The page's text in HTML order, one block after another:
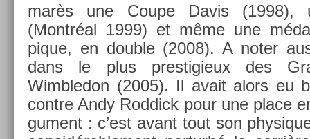
marès une Coupe Davis (1998),
(Montréal 1999) et même une
pique, en doub­le (2008). A noter
dans le plus pre­stigieux des
Wimbledon (2005). Il avait alors eu
con­tre Andy Rod­dick pour une place
gu­ment : c’est avant tout son